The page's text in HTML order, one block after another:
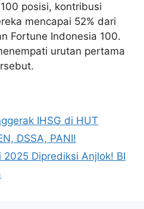
posisi, kontribusi
mencapai 52% dari
Fortune Indonesia 100.
urutan pertama
IHSG di HUT
DSSA, PANI!
2025 Diprediksi Anjlok! BI